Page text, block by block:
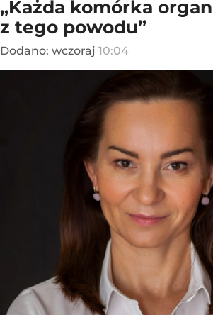
„Każda komórka
z tego powodu”
Dodano: wczoraj 10:04